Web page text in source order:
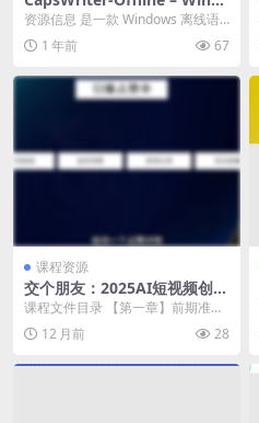
ows 离线语音和字幕转录工具
资源信息 是一款 Windows 离线语
音输入和字幕转录工具，支持无限
时长的语音...
1 年前 67
课程资源
交个朋友：2025AI短视频创富
营，100节视频+资料
课程文件目录 【第一章】前期准备
001.【涨粉技巧】新账号如何快速
涨粉？_ev...
12 月前 28